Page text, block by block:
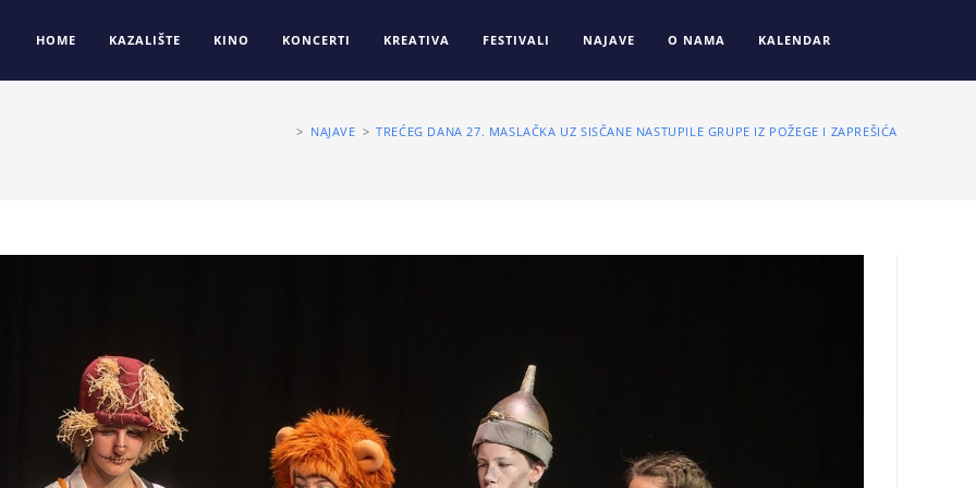
HOME KAZALIŠTE KINO KONCERTI KREATIVA FESTIVALI NAJAVE O NAMA KALENDAR
> NAJAVE > TREĆEG DANA 27. MASLAČKA UZ SISČANE NASTUPILE GRUPE IZ POŽEGE I ZAPREŠIĆA